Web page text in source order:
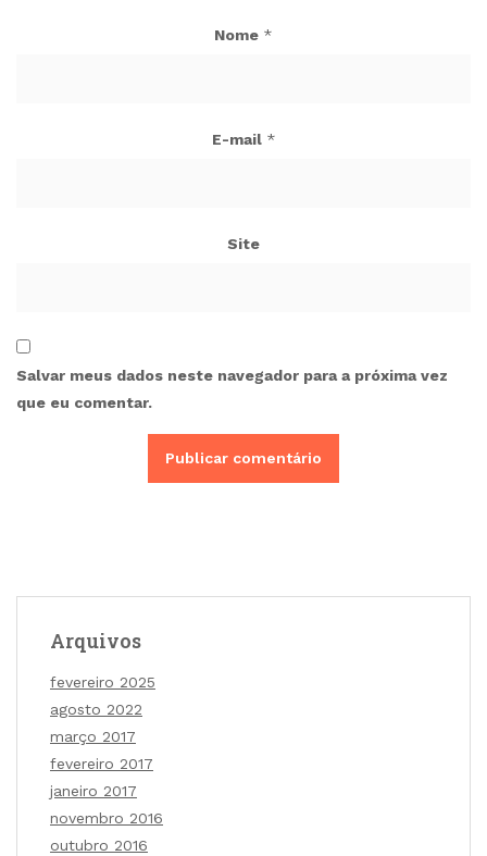
Nome *
E-mail *
Site
Salvar meus dados neste navegador para a próxima vez
que eu comentar.
Arquivos
fevereiro 2025
agosto 2022
março 2017
fevereiro 2017
janeiro 2017
novembro 2016
outubro 2016